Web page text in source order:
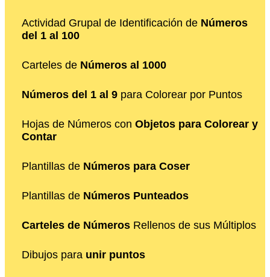
Actividad Grupal de Identificación de Números
del 1 al 100
Carteles de Números al 1000
Números del 1 al 9 para Colorear por Puntos
Hojas de Números con Objetos para Colorear y
Contar
Plantillas de Números para Coser
Plantillas de Números Punteados
Carteles de Números Rellenos de sus Múltiplos
Dibujos para unir puntos